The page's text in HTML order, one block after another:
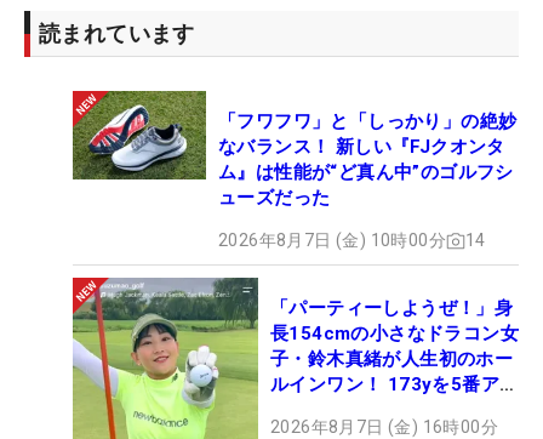
読まれています
「フワフワ」と「しっかり」の絶妙
なバランス！ 新しい『FJクオンタ
ム』は性能が“ど真ん中”のゴルフシ
ューズだった
2026年8月7日 (金) 10時00分 14
「パーティーしようぜ！」身
長154cmの小さなドラコン女
子・鈴木真緒が人生初のホー
ルインワン！ 173yを5番アイ
2026年8月7日 (金) 16時00分